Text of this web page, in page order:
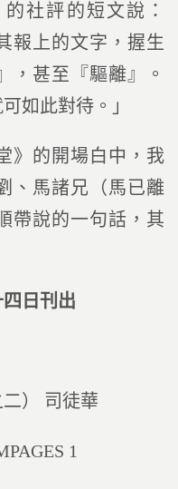
社評的短文說：
報上的文字，握生
，甚至『驅離』。
如此對待。」
的開場白中，我
、馬諸兄（馬已離
帶說的一句話，其
日刊出
二） 司徒華
1